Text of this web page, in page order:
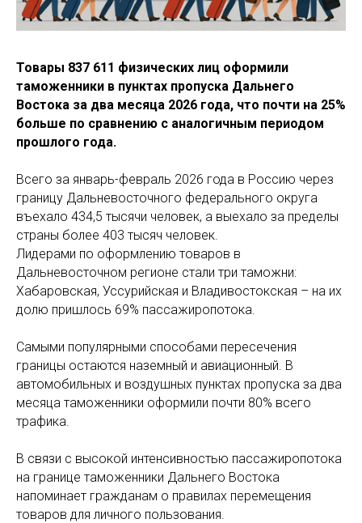
Товары 837 611 физических лиц оформили
таможенники в пунктах пропуска Дальнего
Востока за два месяца 2026 года, что почти на 25%
больше по сравнению с аналогичным периодом
прошлого года.
Всего за январь-февраль 2026 года в Россию через
границу Дальневосточного федерального округа
въехало 434,5 тысячи человек, а выехало за пределы
страны более 403 тысяч человек.
Лидерами по оформлению товаров в
Дальневосточном регионе стали три таможни:
Хабаровская, Уссурийская и Владивостокская – на их
долю пришлось 69% пассажиропотока.
Самыми популярными способами пересечения
границы остаются наземный и авиационный. В
автомобильных и воздушных пунктах пропуска за два
месяца таможенники оформили почти 80% всего
трафика.
В связи с высокой интенсивностью пассажиропотока
на границе таможенники Дальнего Востока
напоминает гражданам о правилах перемещения
товаров для личного пользования.